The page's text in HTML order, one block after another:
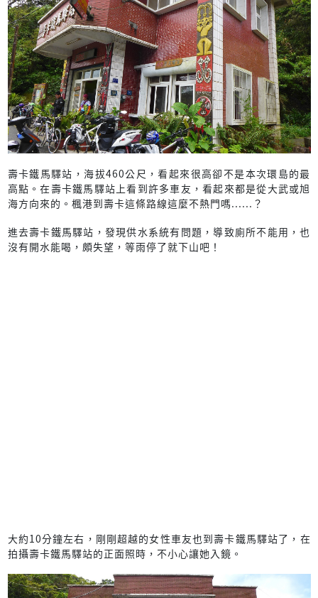
壽卡鐵馬驛站，海拔460公尺，看起來很高卻不是本次環島的最
高點。在壽卡鐵馬驛站上看到許多車友，看起來都是從大武或旭
海方向來的。楓港到壽卡這條路線這麼不熱門嗎......？
進去壽卡鐵馬驛站，發現供水系統有問題，導致廁所不能用，也
沒有開水能喝，頗失望，等雨停了就下山吧！
大約10分鐘左右，剛剛超越的女性車友也到壽卡鐵馬驛站了，在
拍攝壽卡鐵馬驛站的正面照時，不小心讓她入鏡。